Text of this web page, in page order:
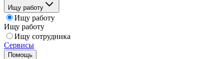
Ищу работу
Ищу работу
Ищу работу
Ищу сотрудника
Сервисы
Помощь